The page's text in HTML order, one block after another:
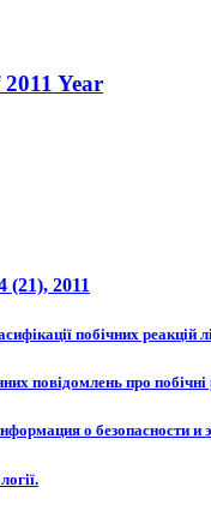
Year
(21), 2011
побічних реакцій
повідомлень про побічні
о безопасности и